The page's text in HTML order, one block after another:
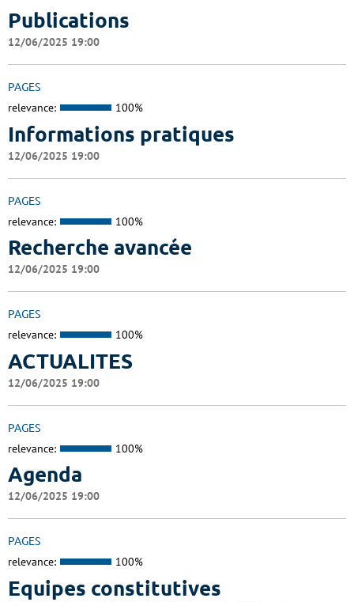
Publications
12/06/2025 19:00
PAGES
relevance: 100%
Informations pratiques
12/06/2025 19:00
PAGES
relevance: 100%
Recherche avancée
12/06/2025 19:00
PAGES
relevance: 100%
ACTUALITES
12/06/2025 19:00
PAGES
relevance: 100%
Agenda
12/06/2025 19:00
PAGES
relevance: 100%
Equipes constitutives